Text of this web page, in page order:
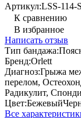
Артикул:LSS-114-
К сравнению
В избранное
Написать отзыв
Тип бандажа:
Бренд:Orlett
Диагноз:Грыжа
перелом,
Радикулит,
Цвет:Бежевый
Все